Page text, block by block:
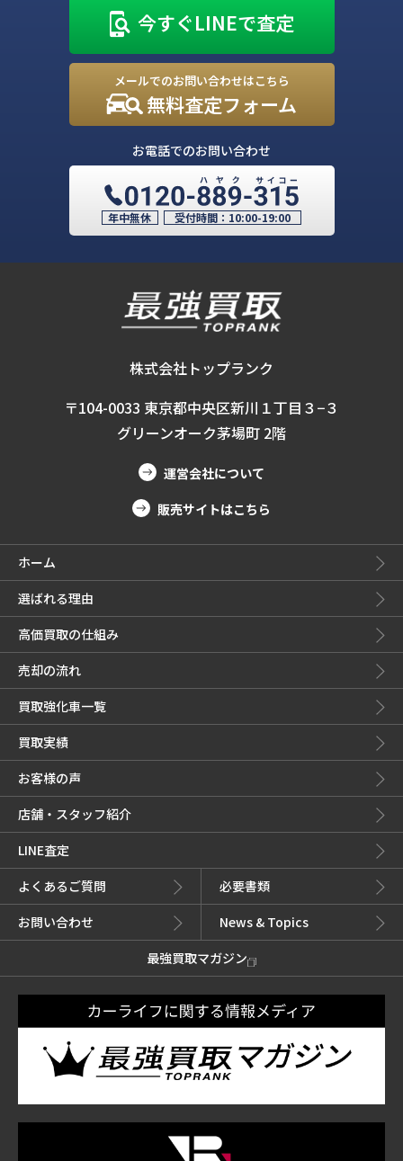
今すぐLINEで査定
メールでのお問い合わせはこちら
無料査定フォーム
お電話でのお問い合わせ
年中無休 受付時間： 10:00-19:00
株式会社トップランク
〒104-0033 東京都中央区新川１丁目３−３
グリーンオーク茅場町 2階
運営会社について
販売サイトはこちら
ホーム
選ばれる理由
高価買取の仕組み
売却の流れ
買取強化車一覧
買取実績
お客様の声
店舗・スタッフ紹介
LINE査定
よくあるご質問
必要書類
お問い合わせ
News & Topics
最強買取マガジン